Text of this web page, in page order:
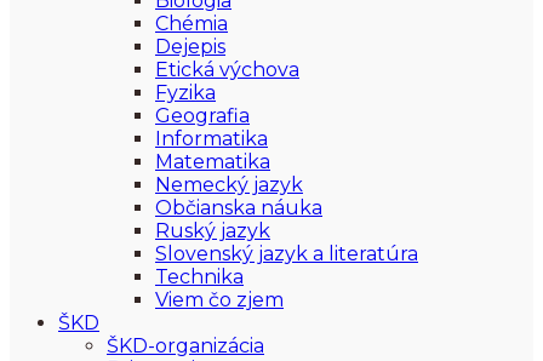
Chémia
Dejepis
Etická výchova
Fyzika
Geografia
Informatika
Matematika
Nemecký jazyk
Občianska náuka
Ruský jazyk
Slovenský jazyk a literatúra
Technika
Viem čo zjem
ŠKD
ŠKD-organizácia